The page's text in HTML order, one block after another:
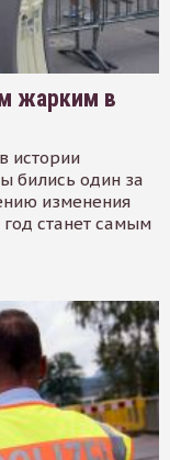
жарким в
истории
бились один за
изменения
год станет самым